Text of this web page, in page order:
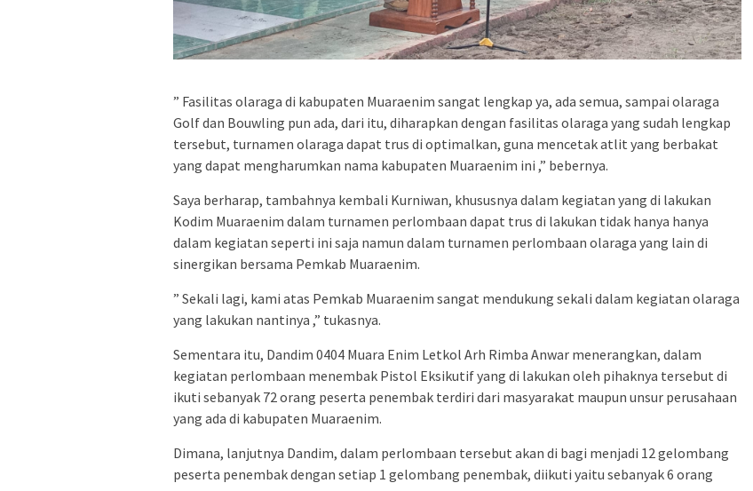
” Fasilitas olaraga di kabupaten Muaraenim sangat lengkap ya, ada semua, sampai olaraga
Golf dan Bouwling pun ada, dari itu, diharapkan dengan fasilitas olaraga yang sudah lengkap
tersebut, turnamen olaraga dapat trus di optimalkan, guna mencetak atlit yang berbakat
yang dapat mengharumkan nama kabupaten Muaraenim ini ,” bebernya.
Saya berharap, tambahnya kembali Kurniwan, khususnya dalam kegiatan yang di lakukan
Kodim Muaraenim dalam turnamen perlombaan dapat trus di lakukan tidak hanya hanya
dalam kegiatan seperti ini saja namun dalam turnamen perlombaan olaraga yang lain di
sinergikan bersama Pemkab Muaraenim.
” Sekali lagi, kami atas Pemkab Muaraenim sangat mendukung sekali dalam kegiatan olaraga
yang lakukan nantinya ,” tukasnya.
Sementara itu, Dandim 0404 Muara Enim Letkol Arh Rimba Anwar menerangkan, dalam
kegiatan perlombaan menembak Pistol Eksikutif yang di lakukan oleh pihaknya tersebut di
ikuti sebanyak 72 orang peserta penembak terdiri dari masyarakat maupun unsur perusahaan
yang ada di kabupaten Muaraenim.
Dimana, lanjutnya Dandim, dalam perlombaan tersebut akan di bagi menjadi 12 gelombang
peserta penembak dengan setiap 1 gelombang penembak, diikuti yaitu sebanyak 6 orang